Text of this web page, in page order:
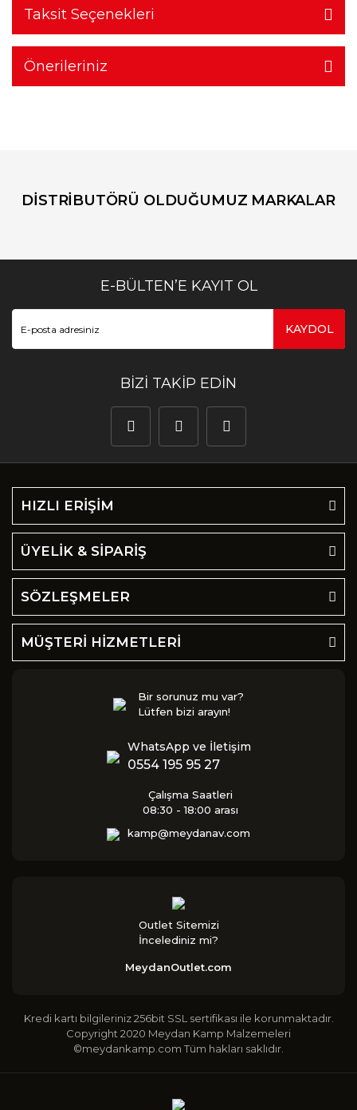
Taksit Seçenekleri
Önerileriniz
DİSTRİBUTÖRÜ OLDUĞUMUZ MARKALAR
E-BÜLTEN’E KAYIT OL
KAYDOL
BİZİ TAKİP EDİN
HIZLI ERİŞİM
ÜYELİK & SİPARİŞ
SÖZLEŞMELER
MÜŞTERİ HİZMETLERİ
Bir sorunuz mu var?
Lütfen bizi arayın!
WhatsApp ve İletişim
0554 195 95 27
Çalışma Saatleri
08:30 - 18:00 arası
kamp@meydanav.com
Outlet Sitemizi
İncelediniz mi?
MeydanOutlet.com
Kredi kartı bilgileriniz 256bit SSL sertifikası ile korunmaktadır.
Copyright 2020 Meydan Kamp Malzemeleri
©meydankamp.com Tüm hakları saklıdır.